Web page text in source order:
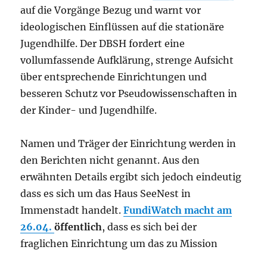
auf die Vorgänge Bezug und warnt vor
ideologischen Einflüssen auf die stationäre
Jugendhilfe. Der DBSH fordert eine
vollumfassende Aufklärung, strenge Aufsicht
über entsprechende Einrichtungen und
besseren Schutz vor Pseudowissenschaften in
der Kinder- und Jugendhilfe.
Namen und Träger der Einrichtung werden in
den Berichten nicht genannt. Aus den
erwähnten Details ergibt sich jedoch eindeutig
dass es sich um das Haus SeeNest in
Immenstadt handelt.FundiWatch macht am
26.04.öffentlich, dass es sich bei der
fraglichen Einrichtung um das zu Mission